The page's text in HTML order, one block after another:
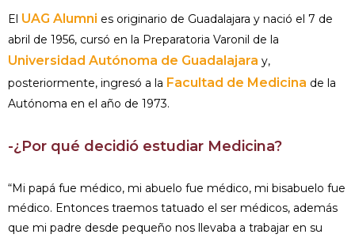
El UAG Alumni es originario de Guadalajara y nació el 7 de
abril de 1956, cursó en la Preparatoria Varonil de la
Universidad Autónoma de Guadalajara y,
posteriormente, ingresó a la Facultad de Medicina de la
Autónoma en el año de 1973.
-¿Por qué decidió estudiar Medicina?
“Mi papá fue médico, mi abuelo fue médico, mi bisabuelo fue
médico. Entonces traemos tatuado el ser médicos, además
que mi padre desde pequeño nos llevaba a trabajar en su